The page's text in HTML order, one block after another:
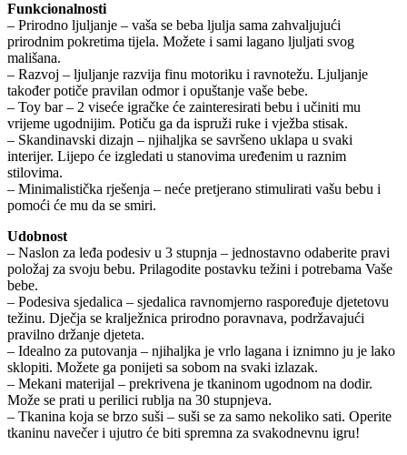
Funkcionalnosti
– Prirodno ljuljanje – vaša se beba ljulja sama zahvaljujući
prirodnim pokretima tijela. Možete i sami lagano ljuljati svog
mališana.
– Razvoj – ljuljanje razvija finu motoriku i ravnotežu. Ljuljanje
također potiče pravilan odmor i opuštanje vaše bebe.
– Toy bar – 2 viseće igračke će zainteresirati bebu i učiniti mu
vrijeme ugodnijim. Potiču ga da ispruži ruke i vježba stisak.
– Skandinavski dizajn – njihaljka se savršeno uklapa u svaki
interijer. Lijepo će izgledati u stanovima uređenim u raznim
stilovima.
– Minimalistička rješenja – neće pretjerano stimulirati vašu bebu i
pomoći će mu da se smiri.
Udobnost
– Naslon za leđa podesiv u 3 stupnja – jednostavno odaberite pravi
položaj za svoju bebu. Prilagodite postavku težini i potrebama Vaše
bebe.
– Podesiva sjedalica – sjedalica ravnomjerno raspoređuje djetetovu
težinu. Dječja se kralježnica prirodno poravnava, podržavajući
pravilno držanje djeteta.
– Idealno za putovanja – njihaljka je vrlo lagana i iznimno ju je lako
sklopiti. Možete ga ponijeti sa sobom na svaki izlazak.
– Mekani materijal – prekrivena je tkaninom ugodnom na dodir.
Može se prati u perilici rublja na 30 stupnjeva.
– Tkanina koja se brzo suši – suši se za samo nekoliko sati. Operite
tkaninu navečer i ujutro će biti spremna za svakodnevnu igru!